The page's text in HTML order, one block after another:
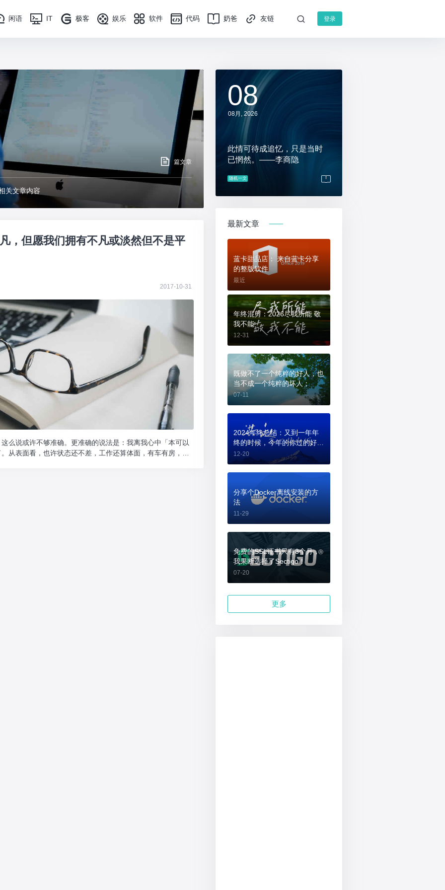
闲语 IT 极客 娱乐 软件 代码 奶爸 友链 登录
篇文章
关文章内容
，但愿我们拥有不凡或淡然但不是平
2017-10-31
么说或许不够准确。更准确的说法是：我离我心中「本可以
从表面看，也许状态还不差，工作还算体面，有车有房，三
08
08月, 2026
此情可待成追忆，只是当时
已惘然。——李商隐
随机一文
最新文章
蓝卡甜品店： 来自蓝卡分享
的整版软件
最近
年终混剪：2026尽我所能 敬
我不能
12-31
既做不了一个纯粹的好人，也
当不成一个纯粹的坏人；
07-11
2024年终总结：又到一年年
终的时候，今年的你过的好
吗？
12-20
分享个Docker离线安装的方
法
11-29
免费的SSL证书只有3个月，
我果断选择了Sectigo！
07-20
更多